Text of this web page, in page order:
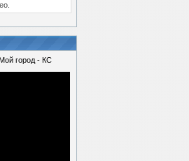
город - КС